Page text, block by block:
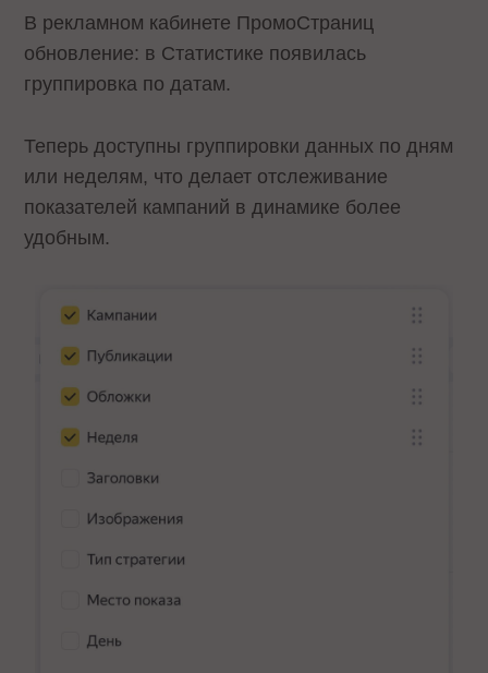
В рекламном кабинете ПромоСтраниц
обновление: в Статистике появилась
группировка по датам.
Теперь доступны группировки данных по дням
или неделям, что делает отслеживание
показателей кампаний в динамике более
удобным.